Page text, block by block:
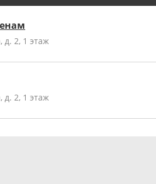
2, 1 этаж
2, 1 этаж